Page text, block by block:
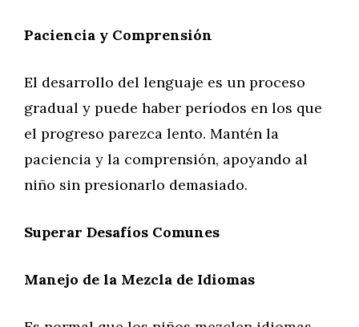
Paciencia y Comprensión
El desarrollo del lenguaje es un proceso
gradual y puede haber períodos en los que
el progreso parezca lento. Mantén la
paciencia y la comprensión, apoyando al
niño sin presionarlo demasiado.
Superar Desafíos Comunes
Manejo de la Mezcla de Idiomas